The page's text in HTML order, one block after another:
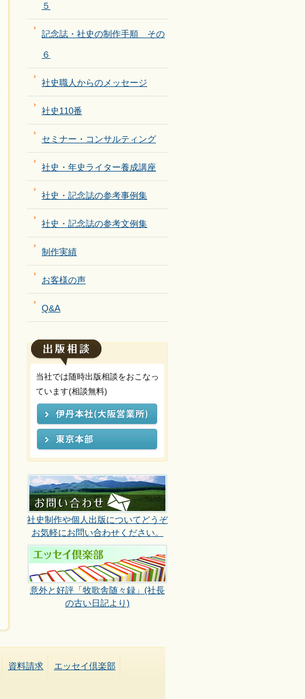
５
記念誌・社史の制作手順 その
６
社史職人からのメッセージ
社史110番
セミナー・コンサルティング
社史・年史ライター養成講座
社史・記念誌の参考事例集
社史・記念誌の参考文例集
制作実績
お客様の声
Q&A
当社では随時出版相談をおこなっ
ています(相談無料)
社史制作や個人出版についてどうぞ
お気軽にお問い合わせください。
意外と好評「牧歌舎随々録」(社長
の古い日記より)
資料請求 エッセイ倶楽部